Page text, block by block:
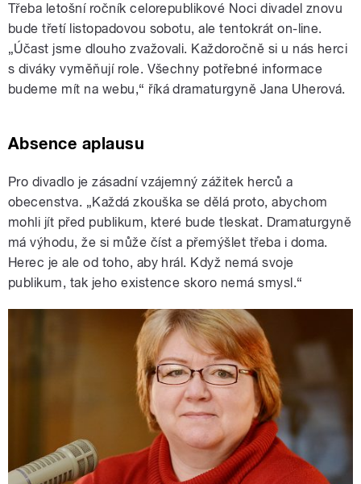
Třeba letošní ročník celorepublikové Noci divadel znovu
bude třetí listopadovou sobotu, ale tentokrát on-line.
„Účast jsme dlouho zvažovali. Každoročně si u nás herci
s diváky vyměňují role. Všechny potřebné informace
budeme mít na webu,“ říká dramaturgyně Jana Uherová.
Absence aplausu
Pro divadlo je zásadní vzájemný zážitek herců a
obecenstva. „Každá zkouška se dělá proto, abychom
mohli jít před publikum, které bude tleskat. Dramaturgyně
má výhodu, že si může číst a přemýšlet třeba i doma.
Herec je ale od toho, aby hrál. Když nemá svoje
publikum, tak jeho existence skoro nemá smysl.“